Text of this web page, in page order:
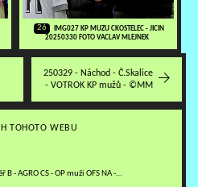
26
IMG027 KP MUZU CKOSTELEC - JICIN
20250330 FOTO VACLAV MLEJNEK
250329 - Náchod - Č.Skalice
- VOTROK KP mužů - ©MM
TOHOTO WEBU
- AGRO CS - OP muži OFS NA -…